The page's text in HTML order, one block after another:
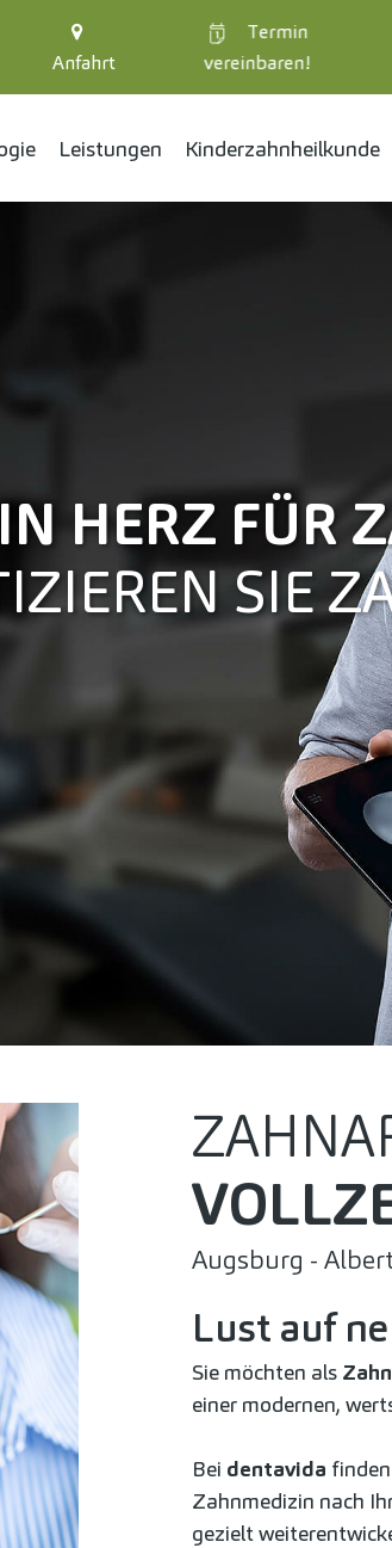
Anfahrt
Termin
vereinbaren!
Leistungen Kinder­zahnheil­kunde
HERZ FÜR
SIE
Augsburg -
Lust auf
Sie möchten als
einer modernen,
Bei dentavida
Zahnmedizin nach
gezielt